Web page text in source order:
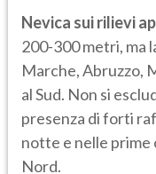
Nevica sui rilievi
200-300 metri, ma
Marche, Abruzzo,
al Sud. Non si
presenza di forti
notte e nelle prime
Nord.